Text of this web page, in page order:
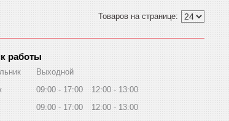
работы
Выходной
09:00 17:00 12:00
13:00
09:00 17:00 12:00
13:00